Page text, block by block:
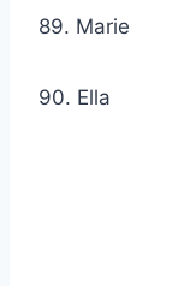
89. Marie
90. Ella